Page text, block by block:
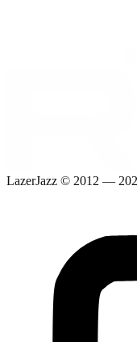
LazerJazz © 2012 —